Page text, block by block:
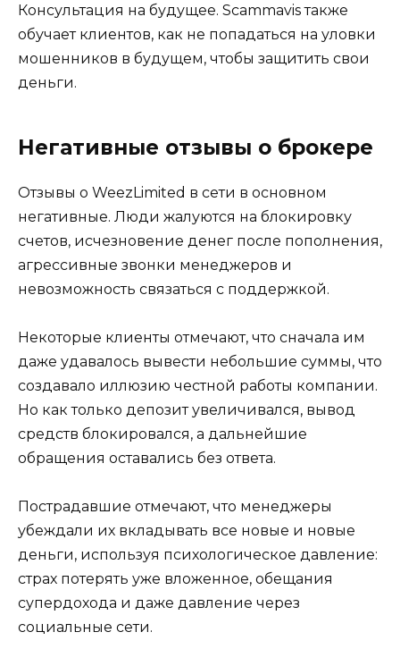
Консультация на будущее. Scammavis также
обучает клиентов, как не попадаться на уловки
мошенников в будущем, чтобы защитить свои
деньги.
Негативные отзывы о брокере
Отзывы о WeezLimited в сети в основном
негативные. Люди жалуются на блокировку
счетов, исчезновение денег после пополнения,
агрессивные звонки менеджеров и
невозможность связаться с поддержкой.
Некоторые клиенты отмечают, что сначала им
даже удавалось вывести небольшие суммы, что
создавало иллюзию честной работы компании.
Но как только депозит увеличивался, вывод
средств блокировался, а дальнейшие
обращения оставались без ответа.
Пострадавшие отмечают, что менеджеры
убеждали их вкладывать все новые и новые
деньги, используя психологическое давление:
страх потерять уже вложенное, обещания
супердохода и даже давление через
социальные сети.